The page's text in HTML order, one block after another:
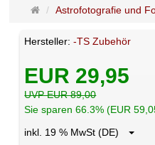
Startseite
Astrofotografie und
Hersteller:-TS Zubehör
EUR 29,95
UVP EUR 89,00
Sie sparen 66.3% (EUR
inkl. 19 % MwSt (DE)